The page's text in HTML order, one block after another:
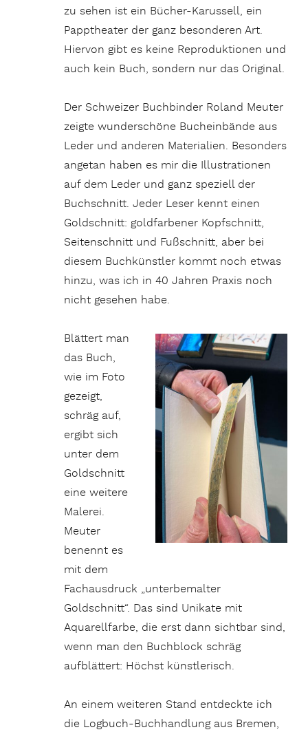
zu sehen ist ein Bücher-Karussell, ein
Papptheater der ganz besonderen Art.
Hiervon gibt es keine Reproduktionen und
auch kein Buch, sondern nur das Original.
Der Schweizer Buchbinder Roland Meuter
zeigte wunderschöne Bucheinbände aus
Leder und anderen Materialien. Besonders
angetan haben es mir die Illustrationen
auf dem Leder und ganz speziell der
Buchschnitt. Jeder Leser kennt einen
Goldschnitt: goldfarbener Kopfschnitt,
Seitenschnitt und Fußschnitt, aber bei
diesem Buchkünstler kommt noch etwas
hinzu, was ich in 40 Jahren Praxis noch
nicht gesehen habe.
Blättert man
das Buch,
wie im Foto
gezeigt,
schräg auf,
ergibt sich
unter dem
Goldschnitt
eine weitere
Malerei.
Meuter
benennt es
mit dem
Fachausdruck „unterbemalter
Goldschnitt“. Das sind Unikate mit
Aquarellfarbe, die erst dann sichtbar sind,
wenn man den Buchblock schräg
aufblättert: Höchst künstlerisch.
An einem weiteren Stand entdeckte ich
die Logbuch-Buchhandlung aus Bremen,